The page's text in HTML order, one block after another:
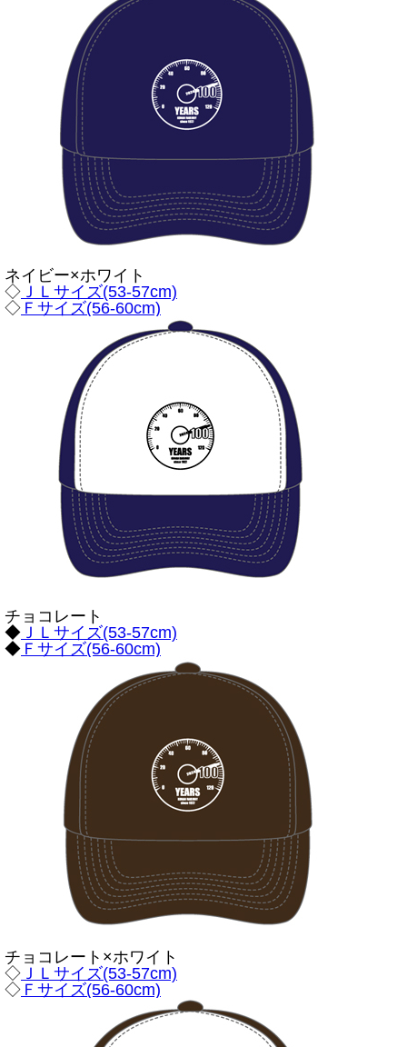
ネイビー×ホワイト
◇ ＪＬサイズ(53-57cm)
◇ Ｆサイズ(56-60cm)
チョコレート
◆ ＪＬサイズ(53-57cm)
◆ Ｆサイズ(56-60cm)
チョコレート×ホワイト
◇ ＪＬサイズ(53-57cm)
◇ Ｆサイズ(56-60cm)